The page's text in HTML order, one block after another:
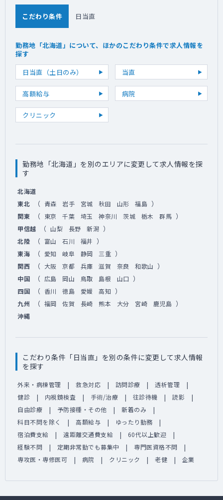
こだわり条件 日当直
勤務地「北海道」について、ほかのこだわり条件で求人情報を
探す
日当直（土日のみ）
当直
高額給与 病院
クリニック
勤務地「北海道」を別のエリアに変更して求人情報を探
す
北海道
東北
（ 青森 岩手 宮城 秋田 山形 福島 ）
関東 （ 東京 千葉 埼玉 神奈川 茨城 栃木 群馬 ）
甲信越 （ 山梨 長野 新潟 ）
北陸 （ 富山 石川 福井 ）
東海 （ 愛知 岐阜 静岡 三重 ）
関西 （ 大阪 京都 兵庫 滋賀 奈良 和歌山 ）
中国 （ 広島 岡山 鳥取 島根 山口 ）
四国 （ 香川 徳島 愛媛 高知 ）
九州 （ 福岡 佐賀 長崎 熊本 大分 宮崎 鹿児島 ）
沖縄
こだわり条件「日当直」を別の条件に変更して求人情報
を探す
外来・病棟管理 救急対応 訪問診療
透析管理
健診
内視鏡検査 手術/治療 往診待機
読影
自由診療
予防接種・その他
新着のみ
科目不問を除く
高額給与
ゆったり勤務
宿泊費支給
遠距離交通費支給
60代以上歓迎
経験不問
定期非常勤でも募集中
専門医資格不問
専攻医・専修医可
病院 クリニック 老健 企業